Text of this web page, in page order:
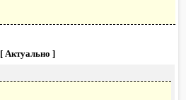
[ Актуально ]